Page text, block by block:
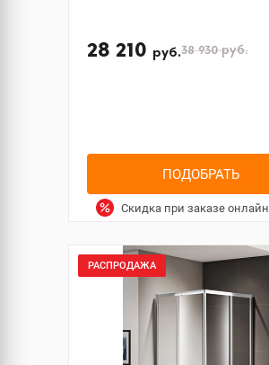
28 210 руб.38 930руб.
ПОДОБРАТЬ
Скидка при заказе онлайн
РАСПРОДАЖА